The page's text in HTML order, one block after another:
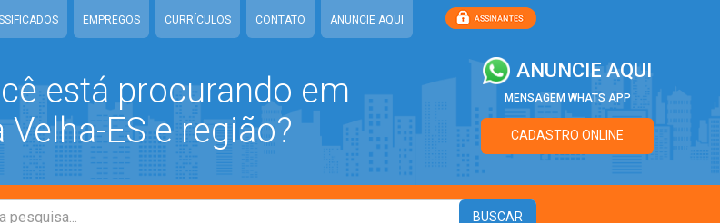
EMPREGOS CURRÍCULOS CONTATO ANUNCIE AQUI
está procurando em
Velha-ES e região?
ANUNCIE AQUI
MENSAGEM WHATS APP
CADASTRO ONLINE